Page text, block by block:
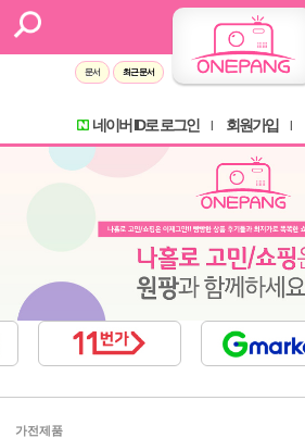
문서 최근 문서
네이버 ID로 로그인 회원가입
가전제품